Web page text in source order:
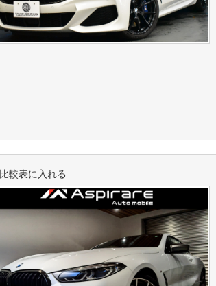
比較表に入れる